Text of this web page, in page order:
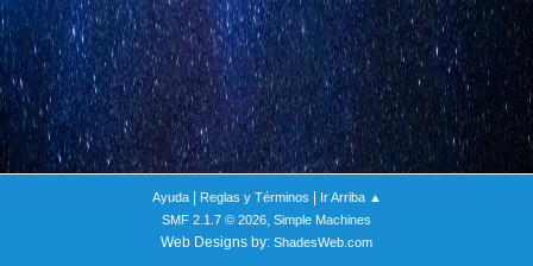
Ayuda| Reglas y Términos
Ir Arriba ▲
SMF 2.1.7 © 2026, Simple Machines
Web Designs by: ShadesWeb.com